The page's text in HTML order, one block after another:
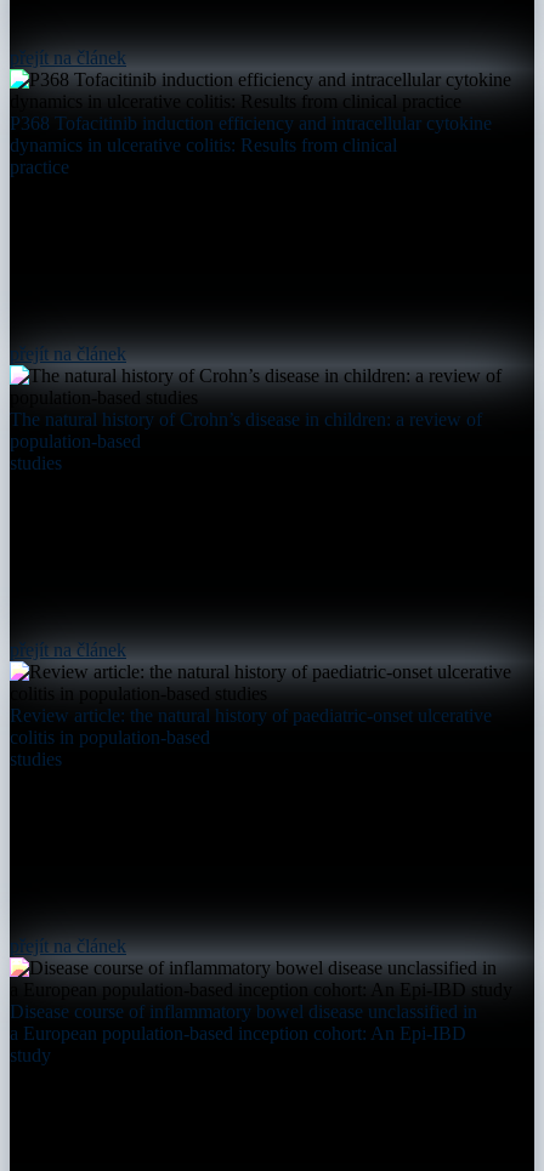
přejít na článek
P368 Tofacitinib induction efficiency and intracellular cytokine
dynamics in ulcerative colitis: Results from clinical
practice
přejít na článek
The natural history of Crohn’s disease in children: a review of
population-based
studies
přejít na článek
Review article: the natural history of paediatric-onset ulcerative
colitis in population-based
studies
přejít na článek
Disease course of inflammatory bowel disease unclassified in
a European population-based inception cohort: An Epi-IBD
study